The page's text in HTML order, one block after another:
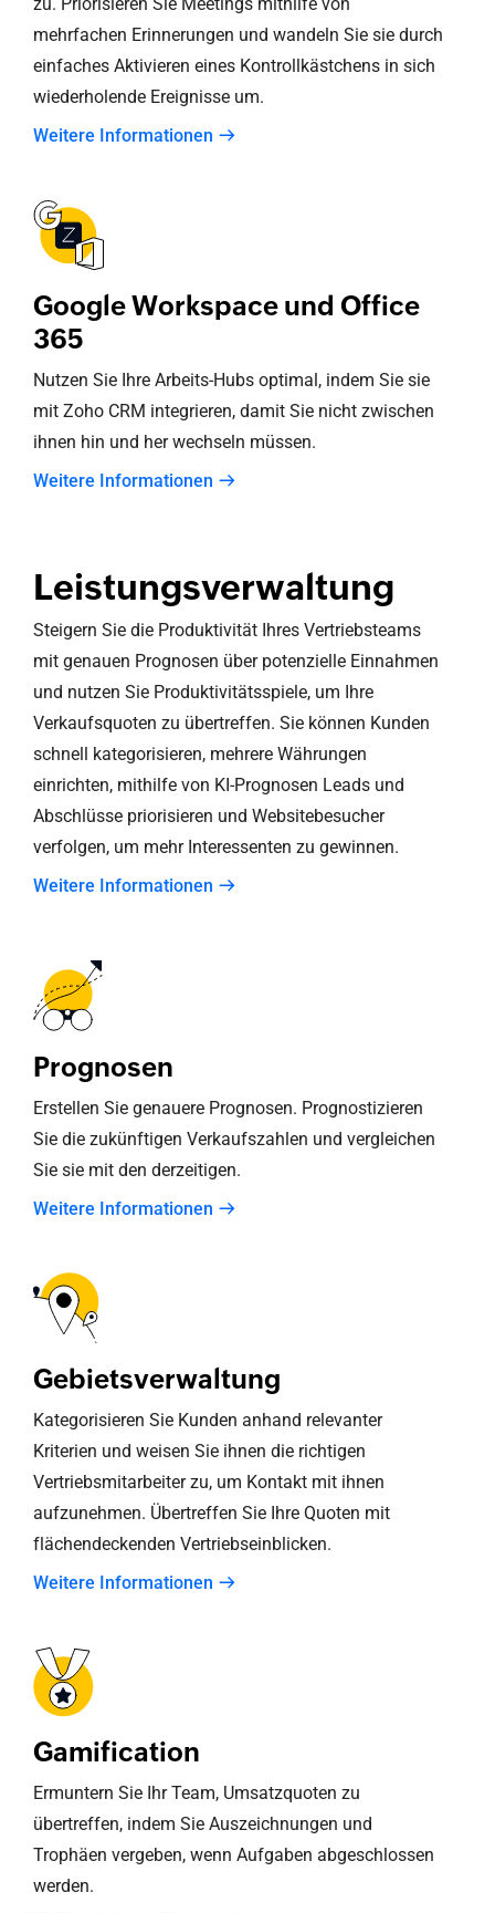
mehrfachen Erinnerungen und wandeln Sie sie durch
einfaches Aktivieren eines Kontrollkästchens in sich
wiederholende Ereignisse um.
Weitere Informationen
Google Workspace und Office
365
Nutzen Sie Ihre Arbeits-Hubs optimal, indem Sie sie
mit Zoho CRM integrieren, damit Sie nicht zwischen
ihnen hin und her wechseln müssen.
Weitere Informationen
Leistungsverwaltung
Steigern Sie die Produktivität Ihres Vertriebsteams
mit genauen Prognosen über potenzielle Einnahmen
und nutzen Sie Produktivitätsspiele, um Ihre
Verkaufsquoten zu übertreffen. Sie können Kunden
schnell kategorisieren, mehrere Währungen
einrichten, mithilfe von KI-Prognosen Leads und
Abschlüsse priorisieren und Websitebesucher
verfolgen, um mehr Interessenten zu gewinnen.
Weitere Informationen
Prognosen
Erstellen Sie genauere Prognosen. Prognostizieren
Sie die zukünftigen Verkaufszahlen und vergleichen
Sie sie mit den derzeitigen.
Weitere Informationen
Gebietsverwaltung
Kategorisieren Sie Kunden anhand relevanter
Kriterien und weisen Sie ihnen die richtigen
Vertriebsmitarbeiter zu, um Kontakt mit ihnen
aufzunehmen. Übertreffen Sie Ihre Quoten mit
flächendeckenden Vertriebseinblicken.
Weitere Informationen
Gamification
Ermuntern Sie Ihr Team, Umsatzquoten zu
übertreffen, indem Sie Auszeichnungen und
Trophäen vergeben, wenn Aufgaben abgeschlossen
werden.